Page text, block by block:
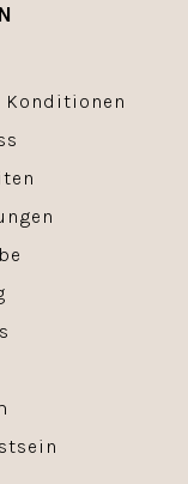
Konditionen